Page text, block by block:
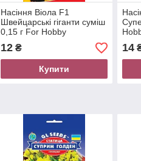
Насіння Віола F1
Швейцарські гіганти суміш
0,15 г For Hobby
12₴
Купити
14